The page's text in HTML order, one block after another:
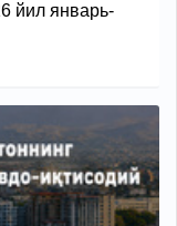
йил январь-